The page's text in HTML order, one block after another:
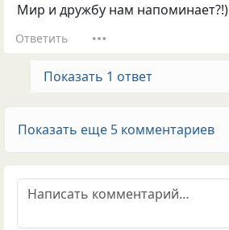
Мир и дружбу нам напоминает?!)
Ответить
Показать 1 ответ
Показать еще 5 комментариев